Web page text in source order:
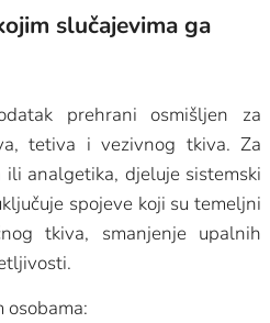
slučajevima ga
prehrani osmišljen za
tetiva i vezivnog tkiva. Za
analgetika, djeluje sistemski
spojeve koji su temeljni
tkiva, smanjenje upalnih
osobama: